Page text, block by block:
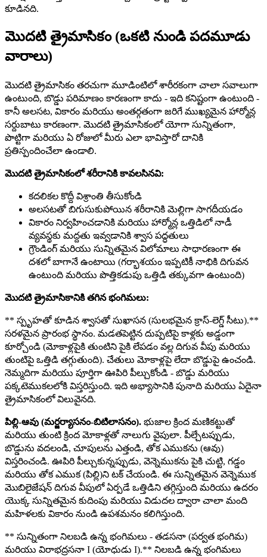
కూడినది.
మొదటి త్రైమాసికం (ఒకటి నుండి పదమూడు
వారాలు)
మొదటి త్రైమాసికం తరచుగా మూడింటిలో శారీరకంగా చాలా సవాలుగా
ఉంటుంది, బొడ్డు పరిమాణం కారణంగా కాదు - ఇది కనిష్టంగా ఉంటుంది -
కానీ అలసట, వికారం మరియు అంతర్గతంగా జరిగే ముఖ్యమైన హార్మోన్ల
సర్దుబాటు కారణంగా. మొదటి త్రైమాసికంలో యోగా సున్నితంగా,
పొట్టిగా మరియు ఏ రోజులో మీరు ఎలా భావిస్తారో దానికి
ప్రతిస్పందించేలా ఉండాలి.
మొదటి త్రైమాసికంలో శరీరానికి కావలసినవి:
కదలికల కొద్దీ విశ్రాంతి తీసుకోండి
అలసటతో బిగుసుకుపోయిన శరీరానికి మెల్లిగా సాగదీయడం
వికారం నిర్వహించడానికి మరియు హార్మోన్ల ఒత్తిడిలో నాడీ
వ్యవస్థకు మద్దతు ఇవ్వడానికి శ్వాస పద్ధతులు
గ్రౌండింగ్ మరియు సున్నితమైన విలోమాలు సాధారణంగా ఈ
దశలో బాగానే ఉంటాయి (గర్భాశయం ఇప్పటికీ నాభికి దిగువన
ఉంటుంది మరియు పొత్తికడుపు ఒత్తిడి తక్కువగా ఉంటుంది)
మొదటి త్రైమాసికానికి తగిన భంగిమలు:
** స్పృహతో కూడిన శ్వాసతో సుఖాసన (సులభమైన క్రాస్-లెగ్డ్ సీటు).**
సరళమైన ప్రారంభ స్థానం. మడతపెట్టిన దుప్పటిపై కాళ్లకు అడ్డంగా
కూర్చోండి (మోకాళ్లపైకి తుంటిని పైకి లేపడం వల్ల దిగువ వీపు మరియు
తుంటిపై ఒత్తిడి తగ్గుతుంది). చేతులు మోకాళ్లపై లేదా బొడ్డుపై ఉంచండి.
నెమ్మదిగా మరియు పూర్తిగా ఊపిరి పీల్చుకోండి - బొడ్డు మరియు
పక్కటెముకలలోకి విస్తరిస్తుంది. ఇది అభ్యాసానికి పునాది మరియు ఏదైనా
త్రైమాసికంలో విలువైనది.
పిల్లి-ఆవు (మర్జర్యాసనం-బిటిలాసనం). భుజాల క్రింద మణికట్టుతో
మరియు తుంటి క్రింద మోకాళ్లతో నాలుగు వైపులా. పీల్చేటప్పుడు,
బొడ్డును వదలండి, చూపులను ఎత్తండి, తోక ఎముకను (ఆవు)
విస్తరించండి. ఊపిరి పీల్చుకున్నప్పుడు, వెన్నెముకను పైకి చుట్టి, గడ్డం
మరియు తోక ఎముక (పిల్లి)ని టక్ చేయండి. ఈ సున్నితమైన వెన్నెముక
మొబిలైజేషన్ దిగువ వీపులో ఏర్పడే ఒత్తిడిని తగ్గిస్తుంది మరియు ఉదరం
యొక్క సున్నితమైన కుదింపు మరియు విడుదల ద్వారా చాలా మంది
మహిళలకు వికారం నుండి ఉపశమనం కలిగిస్తుంది.
** సున్నితంగా నిలబడి ఉన్న భంగిమలు - తడసనా (పర్వత భంగిమ)
మరియు విరాభద్రసనా I (యోధుడు I).** నిలబడి ఉన్న భంగిమలు